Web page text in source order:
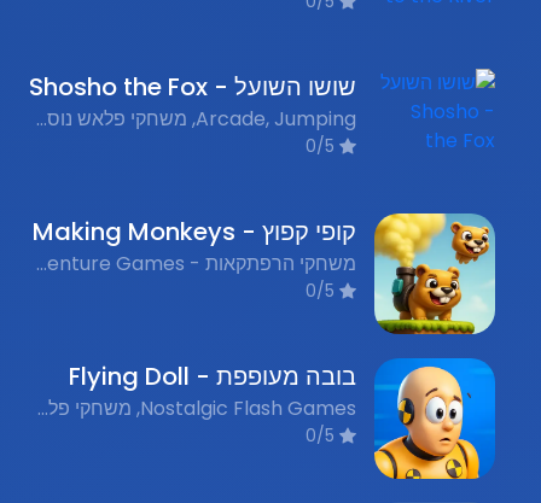
שושו השועל - Shosho the Fox
Arcade, Jumping, משחקי פלאש נוסטלגים, פלטפורמה
קופי קפוץ - Making Monkeys
משחקי הרפתקאות - Adventure Games, משחקי פלאש נוסטלגיים - Nostalgic Flash Games, משחקי חיות - Animals Games, משחקי מכשולים - Obstacle Games, משחקי קפיצה וגלגול - Jump and Roll Games
בובה מעופפת - Flying Doll
Nostalgic Flash Games, משחקי פלאש נוסטלגים, Flight Games, משחקי תעופה